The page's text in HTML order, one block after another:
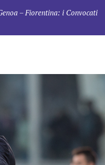
– Fiorentina: i Convocati